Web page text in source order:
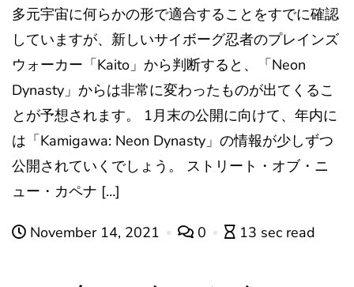
多元宇宙に何らかの形で適合することをすでに確認
していますが、新しいサイボーグ忍者のプレインズ
ウォーカー「Kaito」から判断すると、「Neon
Dynasty」からは非常に変わったものが出てくるこ
とが予想されます。 1月末の公開に向けて、年内に
は「Kamigawa: Neon Dynasty」の情報が少しずつ
公開されていくでしょう。 ストリート・オブ・ニ
ュー・カペナ […]
November 14, 2021 0 13 sec read